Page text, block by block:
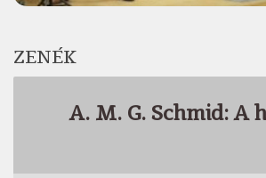
ZENÉK
A. M. G. Schmid: A